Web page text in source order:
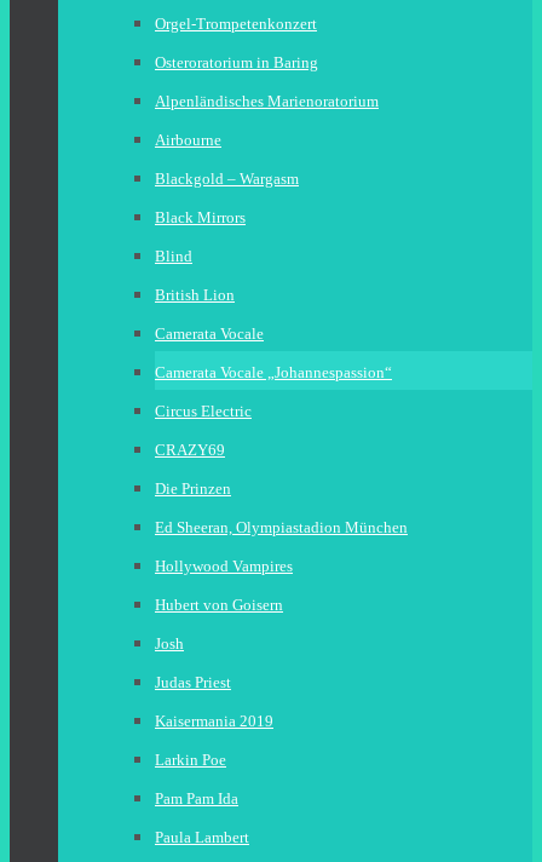
Orgel-Trompetenkonzert
Osteroratorium in Baring
Alpenländisches Marienoratorium
Airbourne
Blackgold – Wargasm
Black Mirrors
Blind
British Lion
Camerata Vocale
Camerata Vocale „Johannespassion“
Circus Electric
CRAZY69
Die Prinzen
Ed Sheeran, Olympiastadion München
Hollywood Vampires
Hubert von Goisern
Josh
Judas Priest
Kaisermania 2019
Larkin Poe
Pam Pam Ida
Paula Lambert